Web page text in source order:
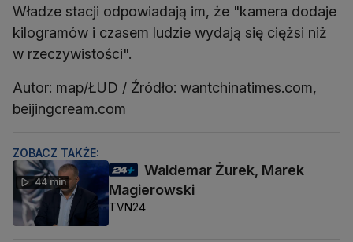
Władze stacji odpowiadają im, że "kamera dodaje
kilogramów i czasem ludzie wydają się ciężsi niż
w rzeczywistości".
Autor: map/ŁUD / Źródło: wantchinatimes.com,
beijingcream.com
ZOBACZ TAKŻE:
44 min
Waldemar Żurek, Marek
Magierowski
TVN24